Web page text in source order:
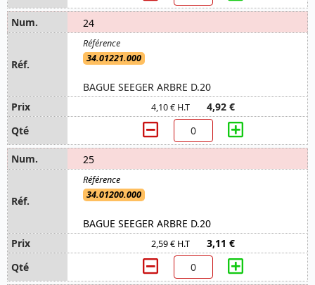
24
34.01221.000
BAGUE SEEGER ARBRE D.20
4,10 € H.T 4,92 €
25
34.01200.000
BAGUE SEEGER ARBRE D.20
2,59 € H.T 3,11 €